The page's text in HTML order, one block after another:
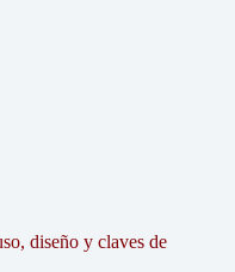
diseño y claves de